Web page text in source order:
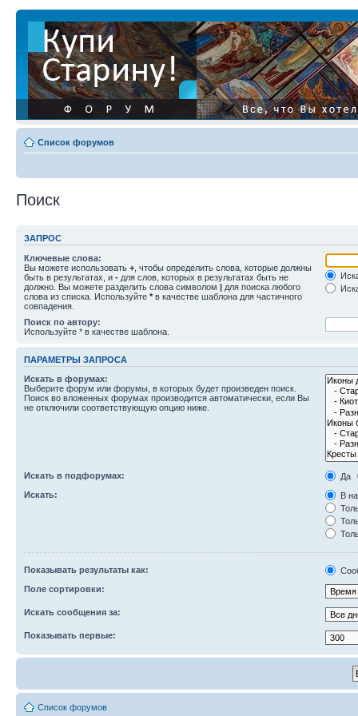
Список форумов
Поиск
ЗАПРОС
Ключевые слова:
Вы можете использовать + , чтобы определить слова, которые должны
быть в результатах, и - для слов, которых в результатах быть не
должно. Вы можете разделить слова символом | для поиска любого
слова из списка. Используйте * в качестве шаблона для частичного
совпадения.
Поиск по автору:
Используйте * в качестве шаблона.
ПАРАМЕТРЫ ЗАПРОСА
Искать в форумах:
Выберите форум или форумы, в которых будет произведен поиск.
Поиск во вложенных форумах производится автоматически, если Вы
не отключили соответствующую опцию ниже.
Искать в подфорумах:
Да
Искать:
В
Показывать результаты как:
Поле сортировки:
Искать сообщения за:
Показывать первые:
Список форумов